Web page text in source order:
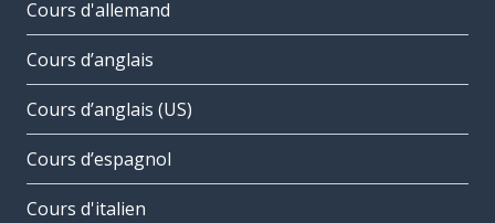
Cours d'allemand
Cours d’anglais
Cours d’anglais (US)
Cours d’espagnol
Cours d'italien